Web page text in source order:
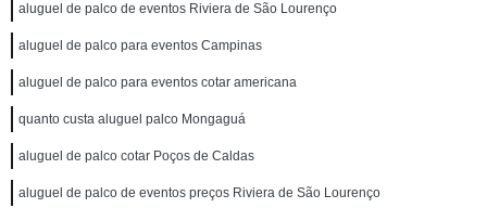
aluguel de palco de eventos Riviera de São Lourenço
aluguel de palco para eventos Campinas
aluguel de palco para eventos cotar americana
quanto custa aluguel palco Mongaguá
aluguel de palco cotar Poços de Caldas
aluguel de palco de eventos preços Riviera de São Lourenço